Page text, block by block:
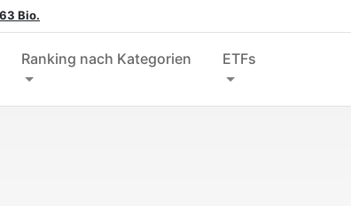
Bio.
Ranking nach Kategorien ETFs